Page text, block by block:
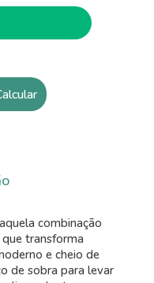
combinação
transforma
e cheio de
de sobra para levar